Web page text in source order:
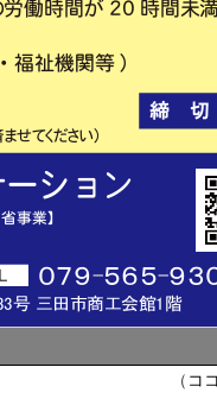
（ ココ